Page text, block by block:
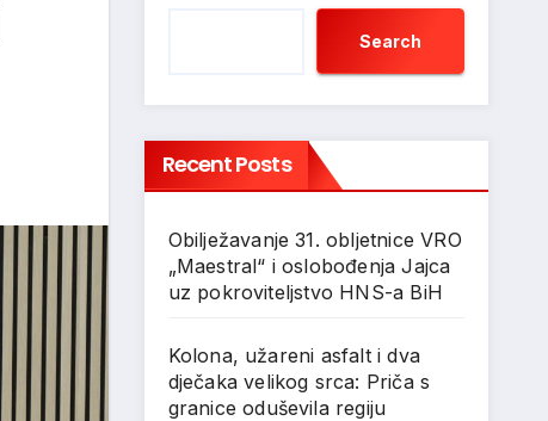
Search
Recent Posts
Obilježavanje 31. obljetnice VRO
„Maestral“ i oslobođenja Jajca
uz pokroviteljstvo HNS-a BiH
Kolona, užareni asfalt i dva
dječaka velikog srca: Priča s
granice oduševila regiju